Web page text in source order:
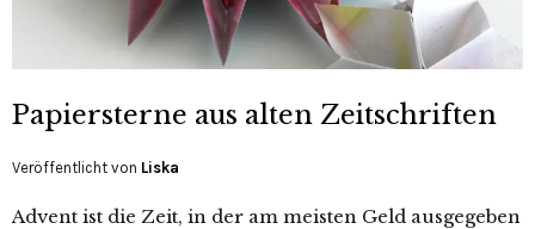
Papiersterne aus alten Zeitschriften
Veröffentlicht von Liska
Advent ist die Zeit, in der am meisten Geld ausgegeben